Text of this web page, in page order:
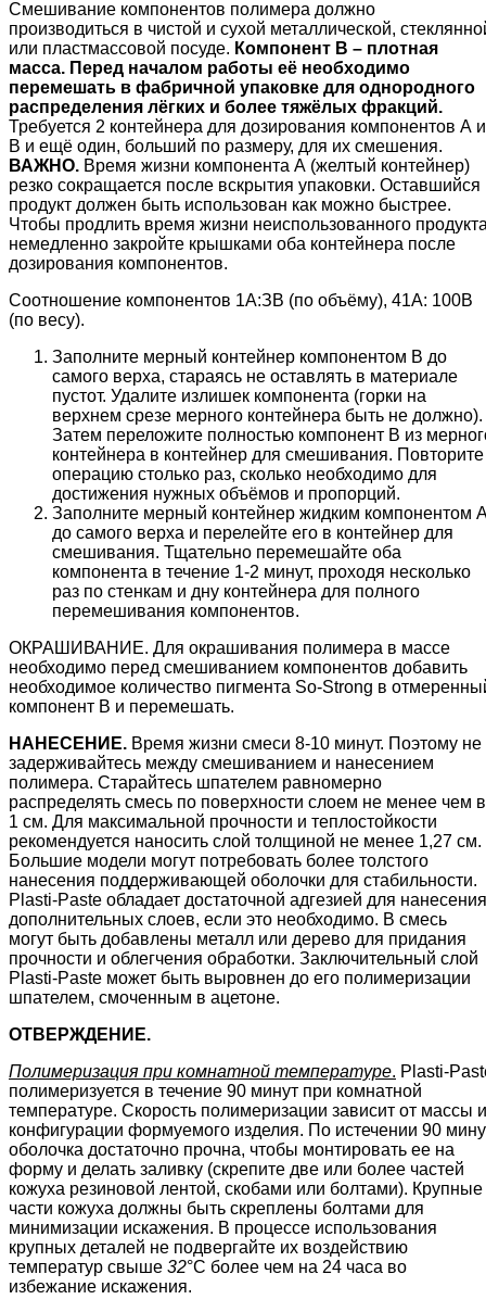
Смешивание компонентов полимера должно
производиться в чистой и сухой металлической,
или пластмассовой посуде. Компонент В – плотная
масса. Перед началом работы её необходимо
перемешать в фабричной упаковке для однородного
распределения лёгких и более тяжёлых фракций.
Требуется 2 контейнера для дозирования компонентов А и
В и ещё один, больший по размеру, для их смешения.
ВАЖНО. Время жизни компонента А (желтый контейнер)
резко сокращается после вскрытия упаковки. Оставшийся
продукт должен быть использован как можно быстрее.
Чтобы продлить время жизни неиспользованного
немедленно закройте крышками оба контейнера после
дозирования компонентов.
Соотношение компонентов 1А:ЗВ (по объёму), 41А: 100В
(по весу).
Заполните мерный контейнер компонентом В до
самого верха, стараясь не оставлять в материале
пустот. Удалите излишек компонента (горки на
верхнем срезе мерного контейнера быть не должно).
Затем переложите полностью компонент В из
контейнера в контейнер для смешивания. Повторите
операцию столько раз, сколько необходимо для
достижения нужных объёмов и пропорций.
Заполните мерный контейнер жидким компонентом
до самого верха и перелейте его в контейнер для
смешивания. Тщательно перемешайте оба
компонента в течение 1-2 минут, проходя несколько
раз по стенкам и дну контейнера для полного
перемешивания компонентов.
ОКРАШИВАНИЕ. Для окрашивания полимера в массе
необходимо перед смешиванием компонентов добавить
необходимое количество пигмента So-Strong в
компонент В и перемешать.
НАНЕСЕНИЕ. Время жизни смеси 8-10 минут. Поэтому не
задерживайтесь между смешиванием и нанесением
полимера. Старайтесь шпателем равномерно
распределять смесь по поверхности слоем не менее чем в
1 см. Для максимальной прочности и теплостойкости
рекомендуется наносить слой толщиной не менее 1,27 см.
Большие модели могут потребовать более толстого
нанесения поддерживающей оболочки для стабильности.
Plasti-Paste обладает достаточной адгезией для нанесения
дополнительных слоев, если это необходимо. В смесь
могут быть добавлены металл или дерево для придания
прочности и облегчения обработки. Заключительный слой
Plasti-Paste может быть выровнен до его полимеризации
шпателем, смоченным в ацетоне.
ОТВЕРЖДЕНИЕ.
Полимеризация при комнатной температуре. Plasti-
полимеризуется в течение 90 минут при комнатной
температуре. Скорость полимеризации зависит от массы и
конфигурации формуемого изделия. По истечении 90
оболочка достаточно прочна, чтобы монтировать ее на
форму и делать заливку (скрепите две или более частей
кожуха резиновой лентой, скобами или болтами). Крупные
части кожуха должны быть скреплены болтами для
минимизации искажения. В процессе использования
крупных деталей не подвергайте их воздействию
температур свыше 32°С более чем на 24 часа во
избежание искажения.